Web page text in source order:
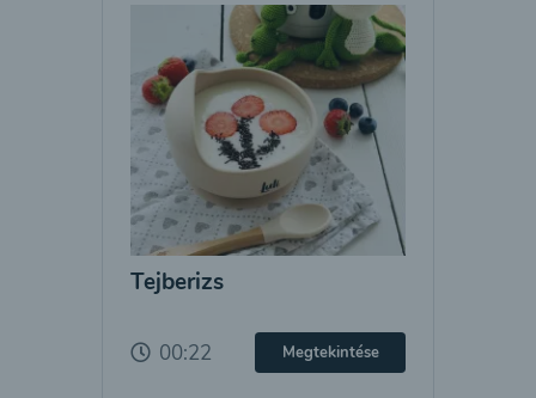
Tejberizs
00:22 Megtekintése